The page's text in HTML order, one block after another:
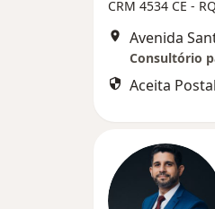
CRM 4534 CE -
Consultório
Aceita